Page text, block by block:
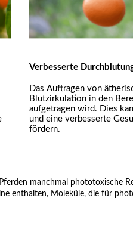
Verbesserte
Das Auftragen von
Blutzirkulation in den
aufgetragen wird. Dies
und eine verbesserte
fördern.
manchmal phototoxische
enthalten, Moleküle, die für